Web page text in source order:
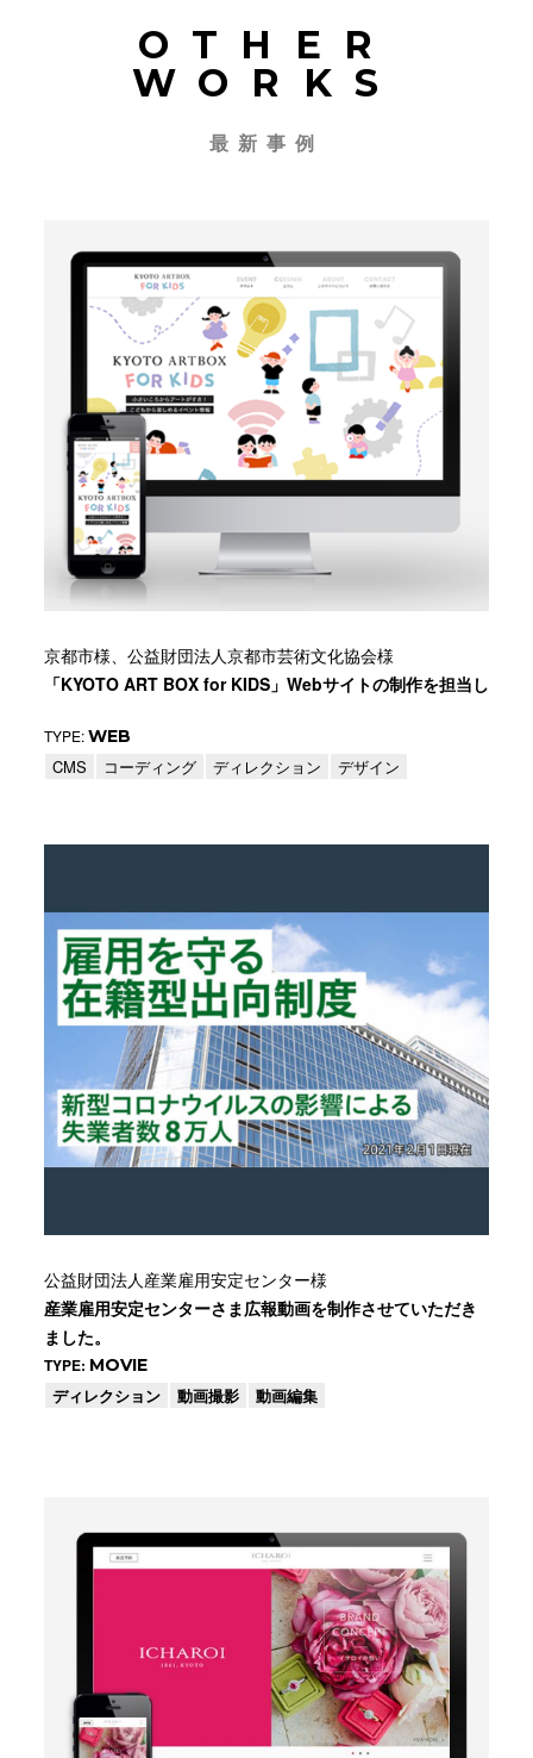
OTHER
WORKS
最新事例
CMS
コーディング
ディレクション
デザイン
京都市様、公益財団法人京都市芸術文化協会様
「KYOTO ART BOX for KIDS」Webサイトの制作を担当し
TYPE:WEB
CMS コーディング ディレクション デザイン
ディレクション
動画撮影
動画編集
公益財団法人産業雇用安定センター様
産業雇用安定センターさま広報動画を制作させていただき
ました。
TYPE: MOVIE
ディレクション 動画撮影 動画編集
CMS
コーディング
ディレクション
デザイン